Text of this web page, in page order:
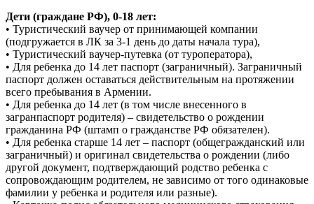
Дети (граждане РФ), 0-18 лет:
• Туристический ваучер от принимающей компании
(подгружается в ЛК за 3-1 день до даты начала тура),
• Туристический ваучер-путевка (от туроператора),
• Для ребенка до 14 лет паспорт (заграничный). Заграничный
паспорт должен оставаться действительным на протяжении
всего пребывания в Армении.
• Для ребенка до 14 лет (в том числе внесенного в
загранпаспорт родителя) – свидетельство о рождении
гражданина РФ (штамп о гражданстве РФ обязателен).
• Для ребенка старше 14 лет – паспорт (общегражданский или
заграничный) и оригинал свидетельства о рождении (либо
другой документ, подтверждающий родство ребенка с
сопровождающим родителем, не зависимо от того одинаковые
фамилии у ребенка и родителя или разные).